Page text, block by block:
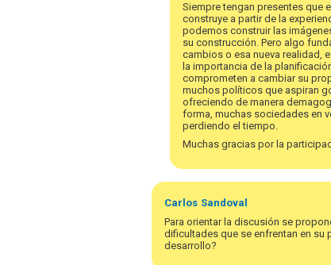
Siempre tengan presentes que
construye a partir de la
podemos construir las
su construcción. Pero algo
cambios o esa nueva realidad,
la importancia de la
comprometen a cambiar su
muchos políticos que aspiran
ofreciendo de manera
forma, muchas sociedades en
perdiendo el tiempo.
Muchas gracias por la
respuesta
¡Bienvenida
Carlos Sandoval
Para orientar la discusión se
dificultades que se enfrentan en su
desarrollo?